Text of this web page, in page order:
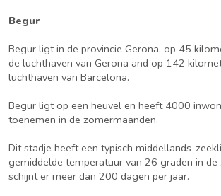
Begur
Begur ligt in de provincie Gerona, op 45
de luchthaven van Gerona and op 142
luchthaven van Barcelona.
Begur ligt op een heuvel en heeft 4000
toenemen in de zomermaanden.
Dit stadje heeft een typisch middellands-
gemiddelde temperatuur van 26 graden in de
schijnt er meer dan 200 dagen per jaar.